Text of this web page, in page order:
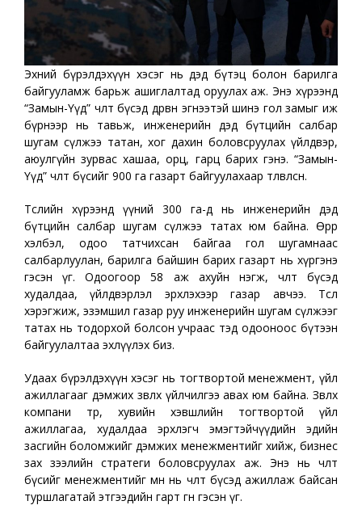
Эхний бүрэлдэхүүн хэсэг нь дэд бүтэц болон барилга
байгууламж барьж ашиглалтад оруулах аж. Энэ хүрээнд
“Замын-Үүд” чөлөөт бүсэд дөрвөн эгнээтэй шинэ гол замыг иж
бүрнээр нь тавьж, инженерийн дэд бүтцийн салбар
шугам сүлжээ татан, хог дахин боловсруулах үйлдвэр,
аюулгүйн зурвас хашаа, орц, гарц барих гэнэ. “Замын-
Үүд” чөлөөт бүсийг 900 га газарт байгуулахаар төлөвлөсөн.
Төслийн хүрээнд үүний 300 га-д нь инженерийн дэд
бүтцийн салбар шугам сүлжээ татах юм байна. Өөрөөр
хэлбэл, одоо татчихсан байгаа гол шугамнаас
салбарлуулан, барилга байшин барих газарт нь хүргэнэ
гэсэн үг. Одоогоор 58 аж ахуйн нэгж, чөлөөт бүсэд
худалдаа, үйлдвэрлэл эрхлэхээр газар авчээ. Төсөл
хэрэгжиж, эзэмшил газар руу инженерийн шугам сүлжээг
татах нь тодорхой болсон учраас тэд одооноос бүтээн
байгуулалтаа эхлүүлэх биз.
Удаах бүрэлдэхүүн хэсэг нь тогтвортой менежмент, үйл
ажиллагааг дэмжих зөвлөх үйлчилгээ авах юм байна. Зөвлөх
компани төр, хувийн хэвшлийн тогтвортой үйл
ажиллагаа, худалдаа эрхлэгч эмэгтэйчүүдийн эдийн
засгийн боломжийг дэмжих менежментийг хийж, бизнес
зах зээлийн стратеги боловсруулах аж. Энэ нь чөлөөт
бүсийг менежментийг өмнө нь чөлөөт бүсэд ажиллаж байсан
туршлагатай этгээдийн гарт өгнө гэсэн үг.